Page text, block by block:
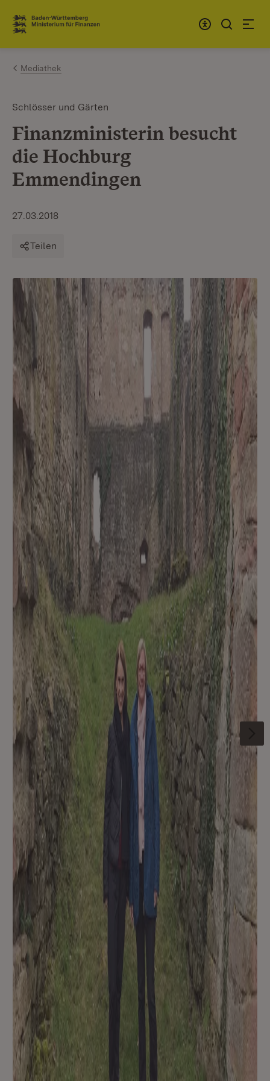
Zum Inhalt springen
Link zur Startseite
Mediathek
Schlösser und Gärten
Finanzministerin besucht
die Hochburg
Emmendingen
27.03.2018
Teilen